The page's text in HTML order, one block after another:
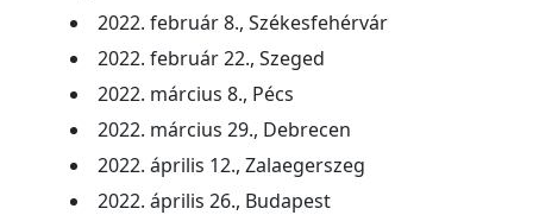
2022. február 8., Székesfehérvár
2022. február 22., Szeged
2022. március 8., Pécs
2022. március 29., Debrecen
2022. április 12., Zalaegerszeg
2022. április 26., Budapest